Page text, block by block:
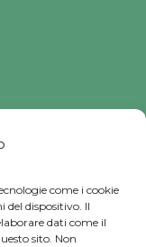
come i cookie
del dispositivo. Il
dati come il
sito. Non